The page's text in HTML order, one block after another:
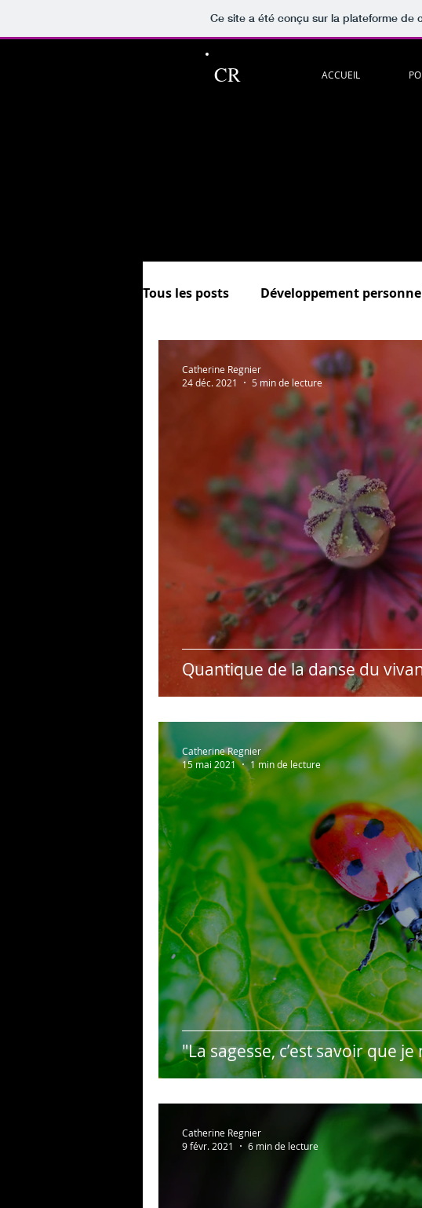
Ce site a été conçu sur la plateforme de
CR ACCUEIL
Tous les posts Développement
Au bonheur des zèbres Lectures à
Psycho Humour
Quantique de la danse du
Catherine Regnier
24 déc. 2021
5 min de lecture
"La sagesse, c’est savoir que je
Catherine Regnier
15 mai 2021
1 min de lecture
Catherine Regnier
9 févr. 2021
6 min de lecture